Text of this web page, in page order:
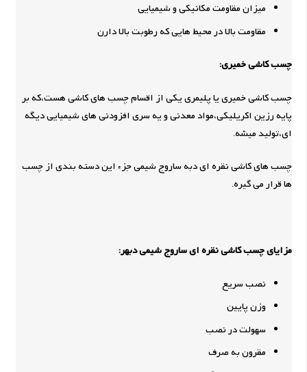
میزان مقاومت مکانیکی و شیمیایی
مقاومت بالا در محیط هایی که رطوبت بالا دارن
چسب کاشی خمیری:
چسب کاشی خمیری یا پلیمری یکی از اقسام چسب های کاشی هست،که بر
پایه رزین اکریلیکی،مواد معدنی و یه سری افزودنی های شیمیایی دیگه
ای،تولید میشه.
چسب های کاشی نقره ای دبه ساروج شیمی جزء این دسته بندی از چسب
ها قرار می گیره.
مزایایچسب کاشی نقره ای ساروج شیمی دبهر:
نصب سریع
وزن پایین
سهولت در نصب
مقرون به صرف